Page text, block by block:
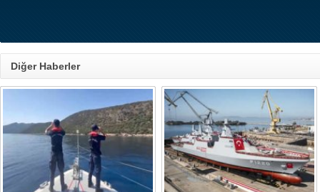
Diğer Haberler